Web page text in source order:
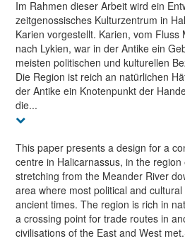
Im Rahmen dieser Arbeit wird ein
zeitgenossisches Kulturzentrum in
Karien vorgestellt. Karien, vom Fluss
nach Lykien, war in der Antike ein
meisten politischen und kulturellen
Die Region ist reich an natürlichen
der Antike ein Knotenpunkt der
die...
This paper presents a design for a
centre in Halicarnassus, in the region
stretching from the Meander River
area where most political and
ancient times. The region is rich in
a crossing point for trade routes in
civilisations of the East and West